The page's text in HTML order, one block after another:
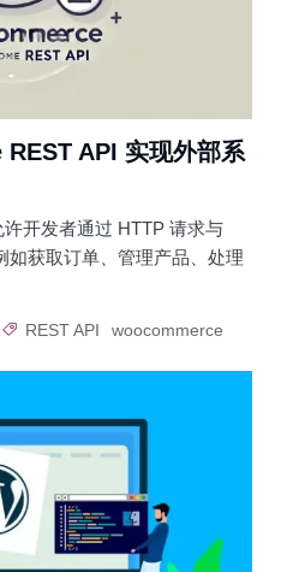
API 实现外部系
开发者通过 HTTP 请求与
如获取订单、管理产品、处理
REST API woocommerce